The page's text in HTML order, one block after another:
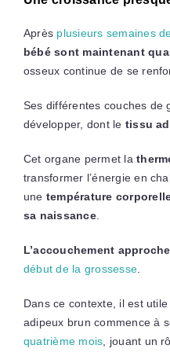
Après plusieurs semaines
bébé sont maintenant
osseux continue de se
Ses différentes couches de
développer, dont le tissu
Cet organe permet la
transformer l’énergie en
une température
sa naissance.
L’accouchement approche
début de la grossesse.
Dans ce contexte, il est
adipeux brun commence à
quatrième mois, jouant un